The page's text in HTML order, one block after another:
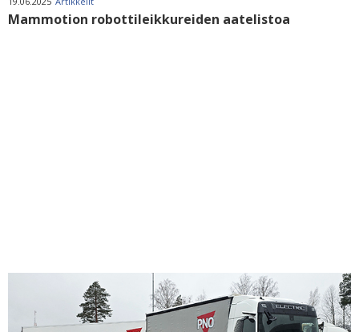
Mammotion robottileikkureiden aatelistoa